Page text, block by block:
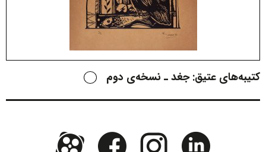
کتیبه‌های عتیق: جغد ـ نسخه‌ی دوم